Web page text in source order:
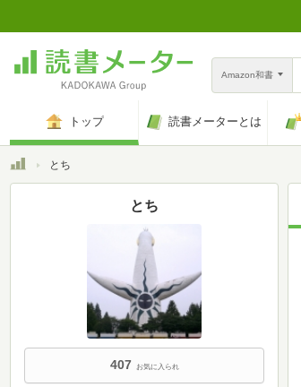
Amazon和書
トップ 読書メーターとは
トップとち
とち
407 お気に入られ